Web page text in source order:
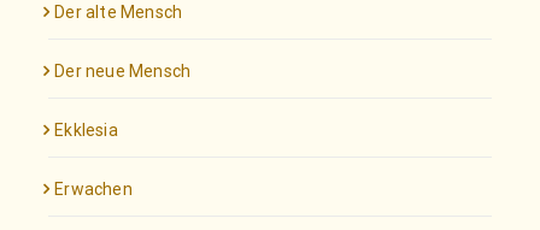
Der alte Mensch
Der neue Mensch
Ekklesia
Erwachen